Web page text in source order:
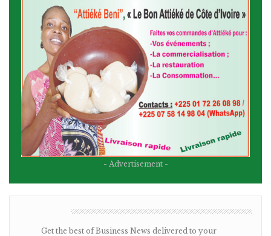
- Advertisement -
Get the best of Business News delivered to your